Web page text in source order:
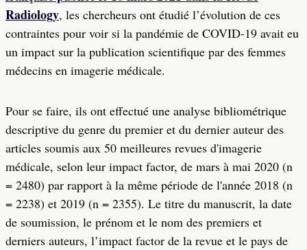
Radiology, les chercheurs ont étudié l’évolution de ces
contraintes pour voir si la pandémie de COVID-19 avait eu
un impact sur la publication scientifique par des femmes
médecins en imagerie médicale.
Pour se faire, ils ont effectué une analyse bibliométrique
descriptive du genre du premier et du dernier auteur des
articles soumis aux 50 meilleures revues d'imagerie
médicale, selon leur impact factor, de mars à mai 2020 (n
= 2480) par rapport à la même période de l'année 2018 (n
= 2238) et 2019 (n = 2355). Le titre du manuscrit, la date
de soumission, le prénom et le nom des premiers et
derniers auteurs, l’impact factor de la revue et le pays de